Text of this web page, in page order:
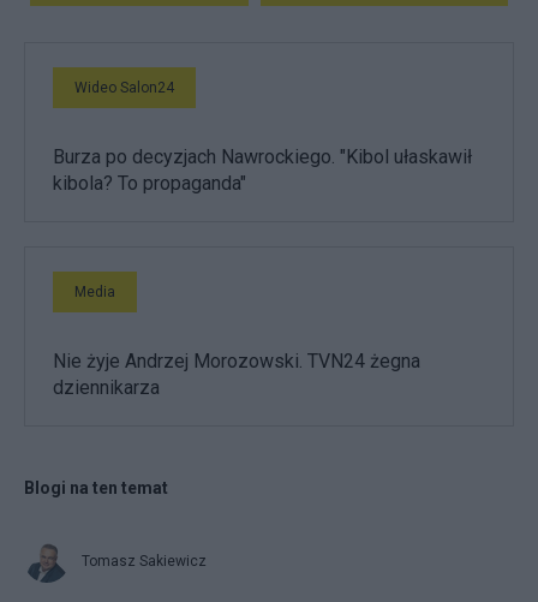
Wideo Salon24
Burza po decyzjach Nawrockiego. "Kibol ułaskawił
kibola? To propaganda"
Media
Nie żyje Andrzej Morozowski. TVN24 żegna
dziennikarza
Blogi na ten temat
Tomasz Sakiewicz